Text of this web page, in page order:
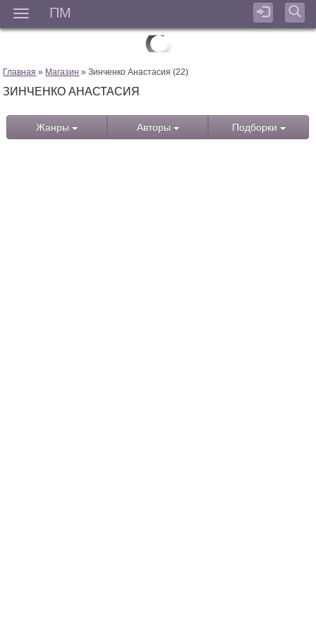
ПМ
Главная » Магазин » Зинченко Анастасия (22)
ЗИНЧЕНКО АНАСТАСИЯ
Жанры Авторы Подборки